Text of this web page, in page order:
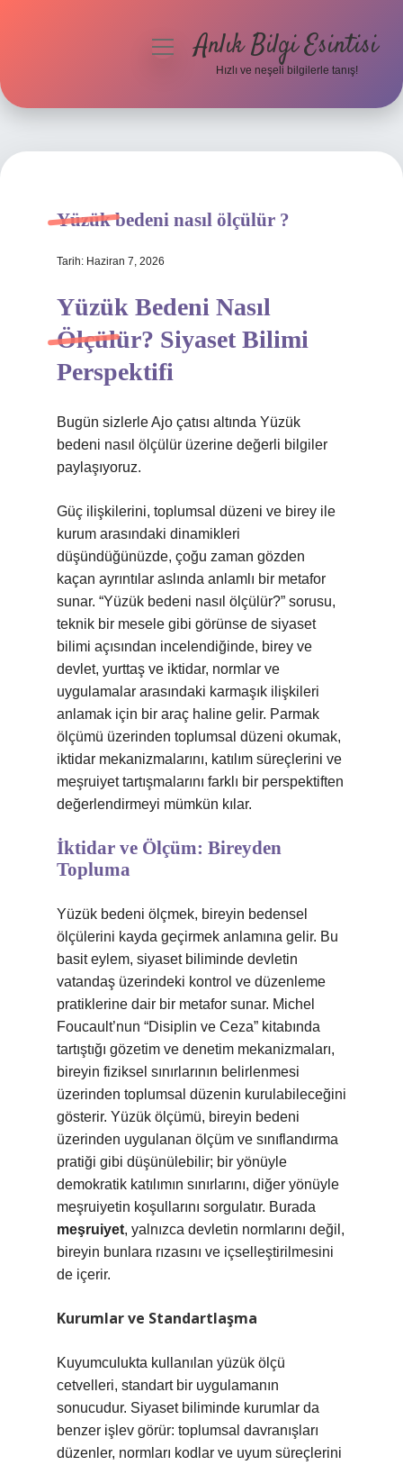
Hakkımızda
menüyüAnlık Bilgi Esintisi
Hızlı ve neşeli bilgilerle tanış!
Yüzük bedeni nasıl ölçülür ?
Tarih: Haziran 7, 2026
Yüzük Bedeni Nasıl
Ölçülür? Siyaset Bilimi
Perspektifi
Bugün sizlerle Ajo çatısı altında Yüzük
bedeni nasıl ölçülür üzerine değerli bilgiler
paylaşıyoruz.
Güç ilişkilerini, toplumsal düzeni ve birey ile
kurum arasındaki dinamikleri
düşündüğünüzde, çoğu zaman gözden
kaçan ayrıntılar aslında anlamlı bir metafor
sunar. “Yüzük bedeni nasıl ölçülür?” sorusu,
teknik bir mesele gibi görünse de siyaset
bilimi açısından incelendiğinde, birey ve
devlet, yurttaş ve iktidar, normlar ve
uygulamalar arasındaki karmaşık ilişkileri
anlamak için bir araç haline gelir. Parmak
ölçümü üzerinden toplumsal düzeni okumak,
iktidar mekanizmalarını, katılım süreçlerini ve
meşruiyet tartışmalarını farklı bir perspektiften
değerlendirmeyi mümkün kılar.
İktidar ve Ölçüm: Bireyden
Topluma
Yüzük bedeni ölçmek, bireyin bedensel
ölçülerini kayda geçirmek anlamına gelir. Bu
basit eylem, siyaset biliminde devletin
vatandaş üzerindeki kontrol ve düzenleme
pratiklerine dair bir metafor sunar. Michel
Foucault’nun “Disiplin ve Ceza” kitabında
tartıştığı gözetim ve denetim mekanizmaları,
bireyin fiziksel sınırlarının belirlenmesi
üzerinden toplumsal düzenin kurulabileceğini
gösterir. Yüzük ölçümü, bireyin bedeni
üzerinden uygulanan ölçüm ve sınıflandırma
pratiği gibi düşünülebilir; bir yönüyle
demokratik katılımın sınırlarını, diğer yönüyle
meşruiyetin koşullarını sorgulatır. Burada
meşruiyet, yalnızca devletin normlarını değil,
bireyin bunlara rızasını ve içselleştirilmesini
de içerir.
Kurumlar ve Standartlaşma
Kuyumculukta kullanılan yüzük ölçü
cetvelleri, standart bir uygulamanın
sonucudur. Siyaset biliminde kurumlar da
benzer işlev görür: toplumsal davranışları
düzenler, normları kodlar ve uyum süreçlerini